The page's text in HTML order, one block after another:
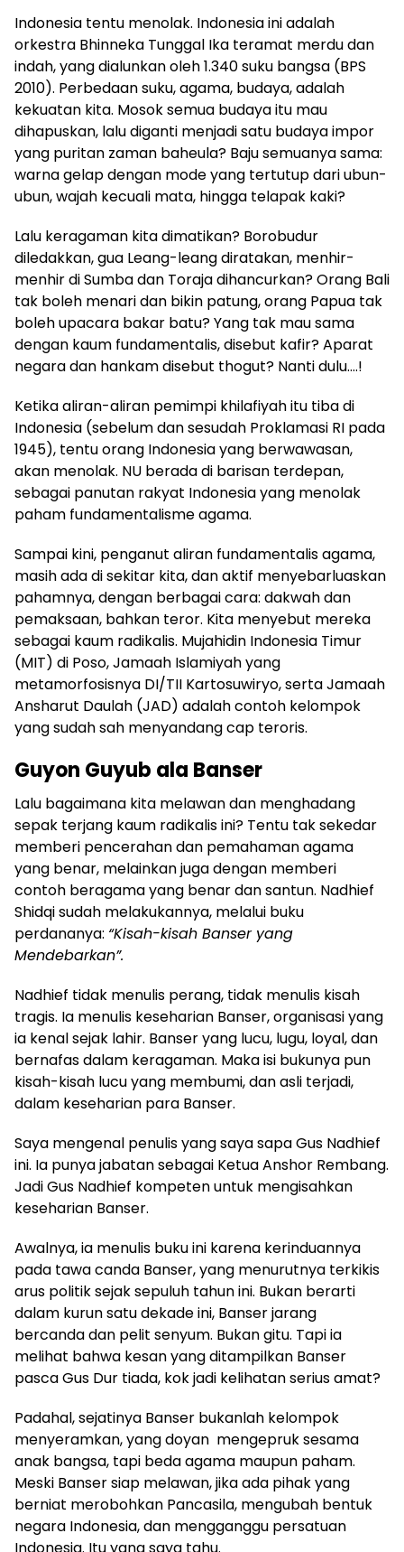
Indonesia tentu menolak. Indonesia ini adalah
orkestra Bhinneka Tunggal Ika teramat merdu dan
indah, yang dialunkan oleh 1.340 suku bangsa (BPS
2010). Perbedaan suku, agama, budaya, adalah
kekuatan kita. Mosok semua budaya itu mau
dihapuskan, lalu diganti menjadi satu budaya impor
yang puritan zaman baheula? Baju semuanya sama:
warna gelap dengan mode yang tertutup dari ubun-
ubun, wajah kecuali mata, hingga telapak kaki?
Lalu keragaman kita dimatikan? Borobudur
diledakkan, gua Leang-leang diratakan, menhir-
menhir di Sumba dan Toraja dihancurkan? Orang Bali
tak boleh menari dan bikin patung, orang Papua tak
boleh upacara bakar batu? Yang tak mau sama
dengan kaum fundamentalis, disebut kafir? Aparat
negara dan hankam disebut thogut? Nanti dulu….!
Ketika aliran-aliran pemimpi khilafiyah itu tiba di
Indonesia (sebelum dan sesudah Proklamasi RI pada
1945), tentu orang Indonesia yang berwawasan,
akan menolak. NU berada di barisan terdepan,
sebagai panutan rakyat Indonesia yang menolak
paham fundamentalisme agama.
Sampai kini, penganut aliran fundamentalis agama,
masih ada di sekitar kita, dan aktif menyebarluaskan
pahamnya, dengan berbagai cara: dakwah dan
pemaksaan, bahkan teror. Kita menyebut mereka
sebagai kaum radikalis. Mujahidin Indonesia Timur
(MIT) di Poso, Jamaah Islamiyah yang
metamorfosisnya DI/TII Kartosuwiryo, serta Jamaah
Ansharut Daulah (JAD) adalah contoh kelompok
yang sudah sah menyandang cap teroris.
Guyon Guyub ala Banser
Lalu bagaimana kita melawan dan menghadang
sepak terjang kaum radikalis ini? Tentu tak sekedar
memberi pencerahan dan pemahaman agama
yang benar, melainkan juga dengan memberi
contoh beragama yang benar dan santun. Nadhief
Shidqi sudah melakukannya, melalui buku
perdananya: “Kisah-kisah Banser yang
Mendebarkan”.
Nadhief tidak menulis perang, tidak menulis kisah
tragis. Ia menulis keseharian Banser, organisasi yang
ia kenal sejak lahir. Banser yang lucu, lugu, loyal, dan
bernafas dalam keragaman. Maka isi bukunya pun
kisah-kisah lucu yang membumi, dan asli terjadi,
dalam keseharian para Banser.
Saya mengenal penulis yang saya sapa Gus Nadhief
ini. Ia punya jabatan sebagai Ketua Anshor Rembang.
Jadi Gus Nadhief kompeten untuk mengisahkan
keseharian Banser.
Awalnya, ia menulis buku ini karena kerinduannya
pada tawa canda Banser, yang menurutnya terkikis
arus politik sejak sepuluh tahun ini. Bukan berarti
dalam kurun satu dekade ini, Banser jarang
bercanda dan pelit senyum. Bukan gitu. Tapi ia
melihat bahwa kesan yang ditampilkan Banser
pasca Gus Dur tiada, kok jadi kelihatan serius amat?
Padahal, sejatinya Banser bukanlah kelompok
menyeramkan, yang doyan mengepruk sesama
anak bangsa, tapi beda agama maupun paham.
Meski Banser siap melawan, jika ada pihak yang
berniat merobohkan Pancasila, mengubah bentuk
negara Indonesia, dan mengganggu persatuan